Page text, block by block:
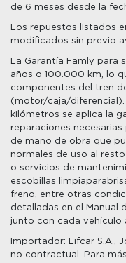
de 6 meses desde la
Los repuestos listados
modificados sin previo
La Garantía Famly para
años o 100.000 km, lo
componentes del tren
(motor/caja/
kilómetros se aplica la
reparaciones
de mano de obra que
normales de uso al
o servicios de
escobillas
freno, entre otras
detalladas en el Manual
junto con cada vehículo
Importador: Lifcar S.A.,
no contractual. Para